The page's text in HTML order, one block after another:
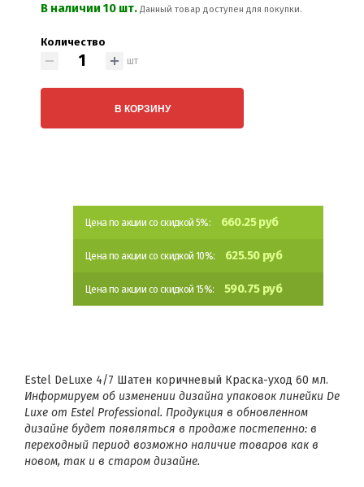
В наличии 10 шт. Данный товар доступен для покупки.
Количество
шт
В КОРЗИНУ
Цена по акции со скидкой 5%: 660.25 руб
Цена по акции со скидкой 10%: 625.50 руб
Цена по акции со скидкой 15%: 590.75 руб
Estel DeLuxe 4/7 Шатен коричневый Краска-уход 60 мл.
Информируем об изменении дизайна упаковок линейки De
Luxe от Estel Professional. Продукция в обновленном
дизайне будет появляться в продаже постепенно: в
переходный период возможно наличие товаров как в
новом, так и в старом дизайне.